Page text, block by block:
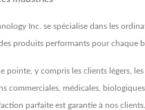
Inc. se spécialise dans les
produits performants pour chaque
y compris les clients légers,
médicales,
parfaite est garantie à nos clients.